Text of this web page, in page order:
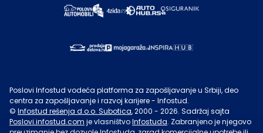
Poslovi Infostud vodeća platforma za zapošljavanje u Srbiji, deo
centra za zapošljavanje i razvoj karijere - Infostud.
© Infostud rešenja d.o.o. Subotica, 2000 - 2026. Sadržaj sajta
Poslovi.infostud.com je vlasništvoInfostuda. Zabranjeno je njegovo